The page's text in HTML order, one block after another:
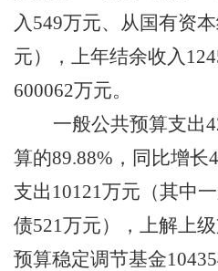
入549万元、从国有资
元）， 上年结余收入
600062万元。
一般公共预算支出
算的89.88% ，同比增长
支出 10121万元（其中
债521万元），上解上
预算稳定调节基金